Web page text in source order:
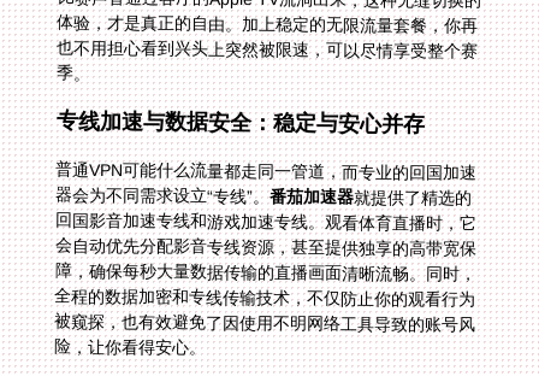
季。
专线加速与数据安全：稳定与安心并存
普通VPN可能什么流量都走同一管道，而专业的回国加速
器会为不同需求设立“专线”。番茄加速器就提供了精选的
回国影音加速专线和游戏加速专线。观看体育直播时，它
会自动优先分配影音专线资源，甚至提供独享的高带宽保
障，确保每秒大量数据传输的直播画面清晰流畅。同时，
全程的数据加密和专线传输技术，不仅防止你的观看行为
被窥探，也有效避免了因使用不明网络工具导致的账号风
险，让你看得安心。